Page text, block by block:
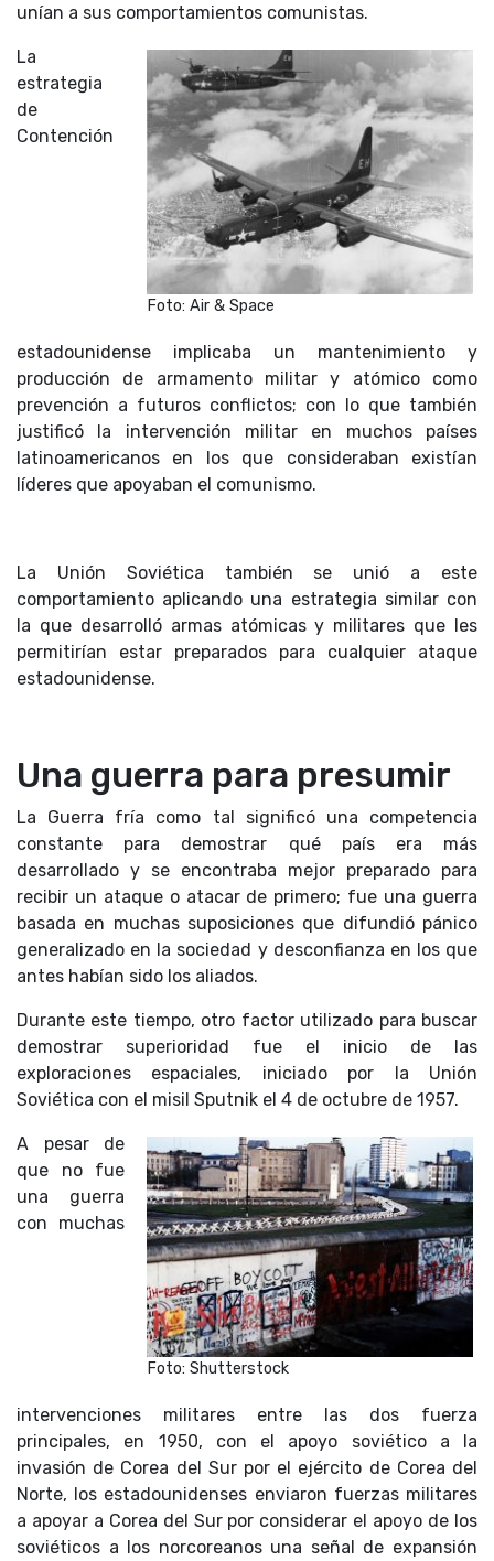
unían a sus comportamientos comunistas.
Foto: Air & Space
La
estrategia
de
Contención
estadounidense implicaba un mantenimiento y
producción de armamento militar y atómico como
prevención a futuros conflictos; con lo que también
justificó la intervención militar en muchos países
latinoamericanos en los que consideraban existían
líderes que apoyaban el comunismo.
La Unión Soviética también se unió a este
comportamiento aplicando una estrategia similar con
la que desarrolló armas atómicas y militares que les
permitirían estar preparados para cualquier ataque
estadounidense.
Una guerra para presumir
La Guerra fría como tal significó una competencia
constante para demostrar qué país era más
desarrollado y se encontraba mejor preparado para
recibir un ataque o atacar de primero; fue una guerra
basada en muchas suposiciones que difundió pánico
generalizado en la sociedad y desconfianza en los que
antes habían sido los aliados.
Durante este tiempo, otro factor utilizado para buscar
demostrar superioridad fue el inicio de las
exploraciones espaciales, iniciado por la Unión
Soviética con el misil Sputnik el 4 de octubre de 1957.
Foto: Shutterstock
A pesar de
que no fue
una guerra
con muchas
intervenciones militares entre las dos fuerza
principales, en 1950, con el apoyo soviético a la
invasión de Corea del Sur por el ejército de Corea del
Norte, los estadounidenses enviaron fuerzas militares
a apoyar a Corea del Sur por considerar el apoyo de los
soviéticos a los norcoreanos una señal de expansión